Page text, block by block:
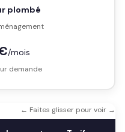
plombé
/mois
demande
← Faites glisser pour voir →